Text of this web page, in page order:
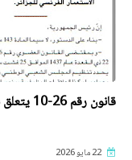
قانون رقم 26-10 يتعلق بتجريم الاستعمار الفرنسي للجزائر PDF
22 مايو 2026